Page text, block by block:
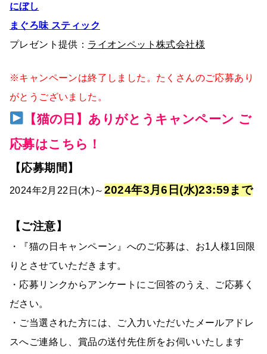
にぼし
まぐろ味 スティック
プレゼント提供： ライオンペット株式会社様
※キャンペーンは終了しました。たくさんのご応募あり
がとうございました。
【猫の日】ありがとうキャンペーン ご
応募はこちら！
【応募期間】
2024年2月22日(木)～ 2024年3月6日(水)23:59まで
【ご注意】
・『猫の日キャンペーン』へのご応募は、お1人様1回限
りとさせていただきます。
・応募リンクからアンケートにご回答のうえ、ご応募く
ださい。
・ご当選された方には、ご入力いただいたメールアドレ
スへご連絡し、賞品の送付先住所をお伺いいたします